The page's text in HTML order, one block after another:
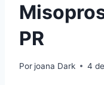
PR
Por joana Dark 4